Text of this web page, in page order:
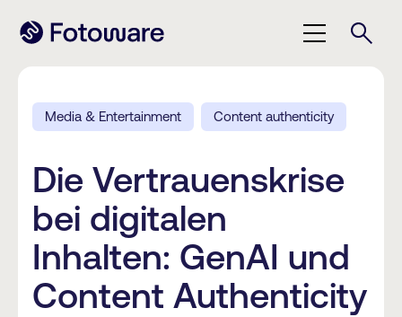
Media & Entertainment Content authenticity
Die Vertrauenskrise
bei digitalen
Inhalten: GenAI und
Content Authenticity